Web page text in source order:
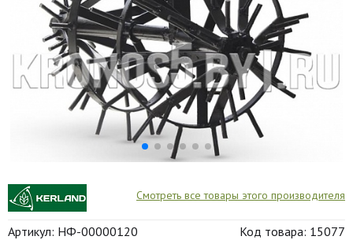
Смотреть все товары этого производителя
Артикул: НФ-00000120 Код товара: 15077